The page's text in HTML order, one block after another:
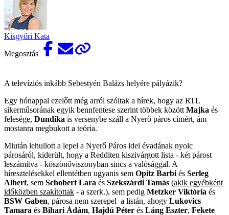
Kisgyőri Kata
Megosztás
A televíziós inkább Sebestyén Balázs helyére pályázik?
Egy hónappal ezelőtt még arról szóltak a hírek, hogy az RTL
sikerműsorának egyik bennfentese szerint többek között Majka és
felesége, Dundika is versenybe száll a Nyerő páros címért, ám
mostanra megbukott a teória.
Miután lehullott a lepel a Nyerő Páros idei évadának nyolc
párosáról, kiderült, hogy a Redditen kiszivárgott lista - két párost
leszámítva - köszönőviszonyban sincs a valósággal. A
híresztelésekkel ellentétben ugyanis sem Opitz Barbi és Serleg
Albert, sem Schobert Lara és Szekszárdi Tamás (akik egyébként
időközben szakítottak - a szerk.), sem pedig Metzker Viktória és
BSW Gaben, párosa nem szerepel a listán, ahogy Lukovics
Tamara és Bihari Ádám, Hajdú Péter és Láng Eszter, Fekete